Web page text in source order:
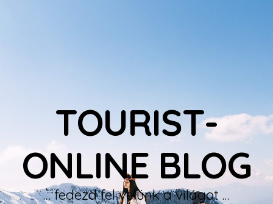
TOURIST-
ONLINE BLOG
… fedezd fel velünk a világot …